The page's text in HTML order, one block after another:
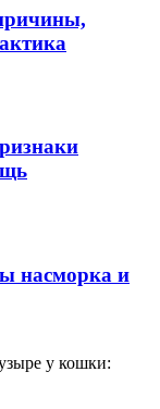
насморка и
у кошки: